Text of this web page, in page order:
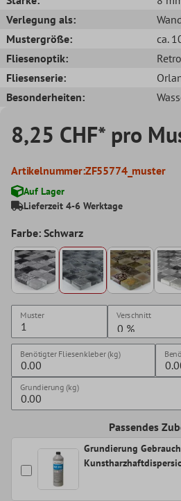
Verlegung als:
Mustergröße:
ca.
Fliesenoptik:
Retro
Fliesenserie:
Besonderheiten:
8,25 CHF* pro
Artikelnummer:ZF55774_muster
Auf Lager
Lieferzeit 4-6 Werktage
Farbe: Schwarz
Muster Verschnitt
Benötigter Fliesenkleber (kg)
Grundierung (kg)
Passendes
Grundierung